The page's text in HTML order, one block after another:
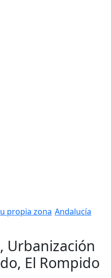
propia zona Andalucía
Urbanización
El Rompido